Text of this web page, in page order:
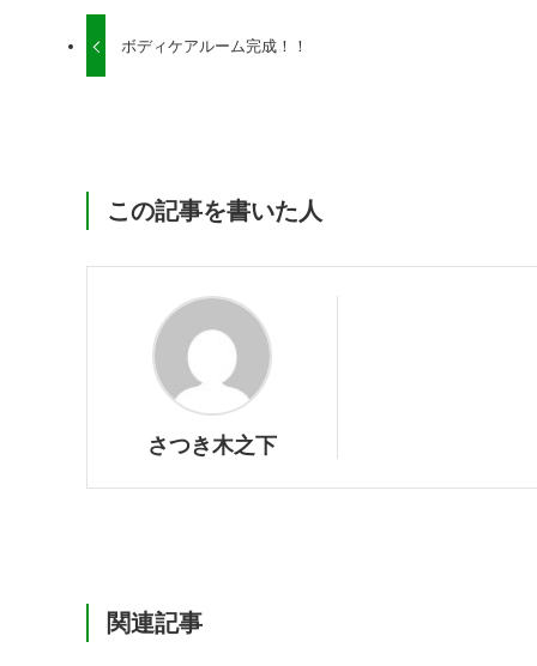
ボディケアルーム完成！！
この記事を書いた人
さつき木之下
関連記事